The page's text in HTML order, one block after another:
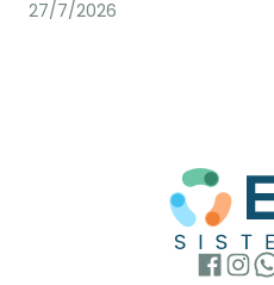
27/7/2026